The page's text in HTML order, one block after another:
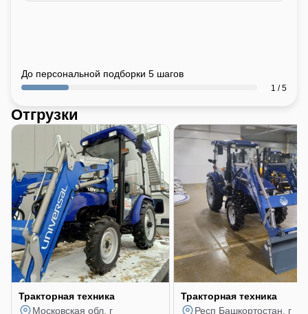
До персональной подборки 5 шагов
1 / 5
Отгрузки
Тракторная техника
Московская обл, г
Тракторная техника
Респ Башкортостан, г